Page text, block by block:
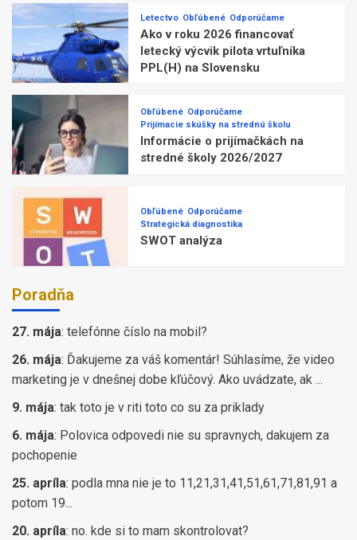
Letectvo Obľúbené Odporúčame
Ako v roku 2026 financovať
letecký výcvik pilota vrtuľníka
PPL(H) na Slovensku
Obľúbené Odporúčame
Prijímacie skúšky na strednú školu
Informácie o prijímačkách na
stredné školy 2026/2027
Obľúbené Odporúčame
Strategická diagnostika
SWOT analýza
Poradňa
27. mája: telefónne číslo na mobil?
26. mája: Ďakujeme za váš komentár! Súhlasíme, že video
marketing je v dnešnej dobe kľúčový. Ako uvádzate, ak ...
9. mája: tak toto je v riti toto co su za priklady
6. mája: Polovica odpovedi nie su spravnych, dakujem za
pochopenie
25. apríla: podla mna nie je to 11,21,31,41,51,61,71,81,91 a
potom 19...
20. apríla: no. kde si to mam skontrolovat?